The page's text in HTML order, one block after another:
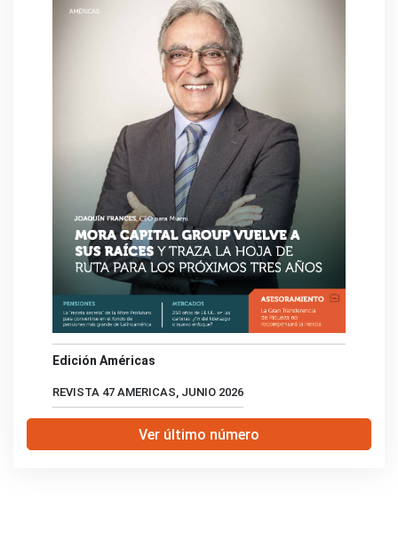
Edición Américas
REVISTA 47 AMERICAS, JUNIO 2026
Ver último número